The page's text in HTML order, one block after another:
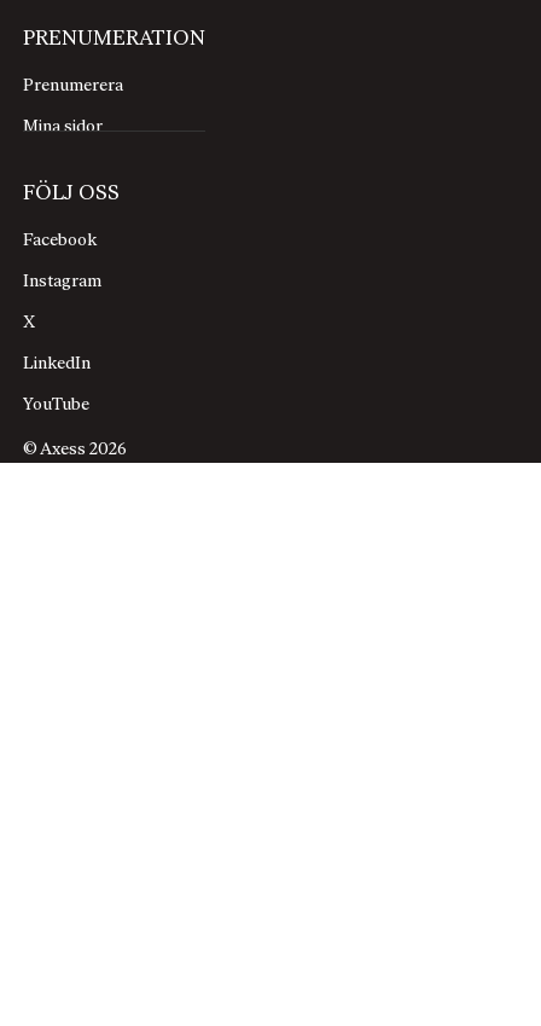
PRENUMERATION
Prenumerera
Mina sidor
FÖLJ OSS
Facebook
Instagram
X
LinkedIn
YouTube
© Axess 2026